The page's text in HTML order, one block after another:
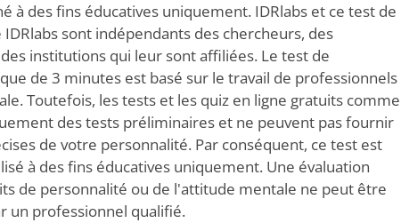
à des fins éducatives uniquement. IDRlabs et ce test de
sont indépendants des chercheurs, des
institutions qui leur sont affiliées. Le test de
de 3 minutes est basé sur le travail de professionnels
Toutefois, les tests et les quiz en ligne gratuits comme
des tests préliminaires et ne peuvent pas fournir
de votre personnalité. Par conséquent, ce test est
à des fins éducatives uniquement. Une évaluation
de personnalité ou de l'attitude mentale ne peut être
un professionnel qualifié.